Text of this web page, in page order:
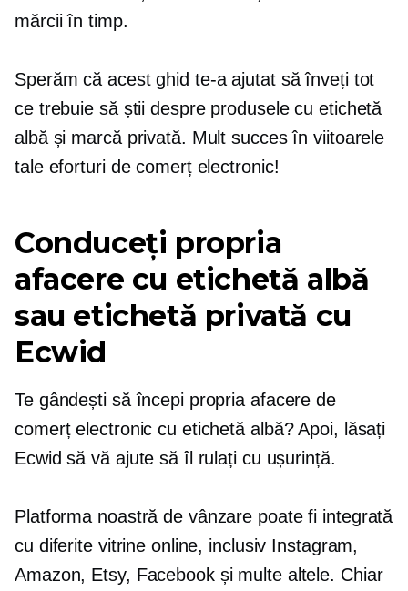
mărcii în timp.
Sperăm că acest ghid te-a ajutat să înveți tot
ce trebuie să știi despre produsele cu etichetă
albă și marcă privată. Mult succes în viitoarele
tale eforturi de comerț electronic!
Conduceți propria
afacere cu etichetă albă
sau etichetă privată cu
Ecwid
Te gândești să începi propria afacere de
comerț electronic cu etichetă albă? Apoi, lăsați
Ecwid să vă ajute să îl rulați cu ușurință.
Platforma noastră de vânzare poate fi integrată
cu diferite vitrine online, inclusiv Instagram,
Amazon, Etsy, Facebook și multe altele. Chiar